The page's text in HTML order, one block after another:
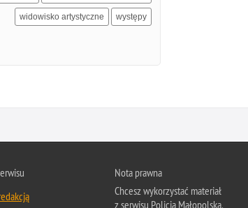
widowisko artystyczne występy
Nota prawna
Chcesz wykorzystać materiał
z serwisu Policja Małopolska.